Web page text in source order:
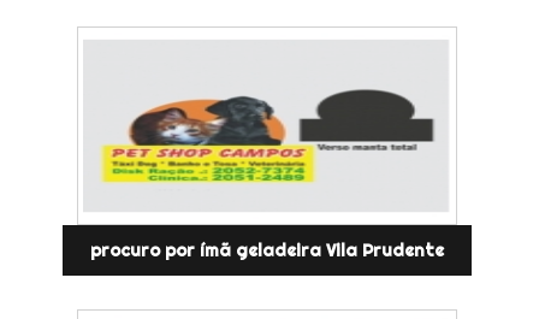
procuro por ímã geladeira Vila Prudente